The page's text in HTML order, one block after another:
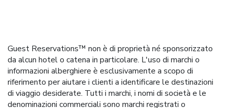
Guest Reservations™ non è di proprietà né sponsorizzato
da alcun hotel o catena in particolare. L'uso di marchi o
informazioni alberghiere è esclusivamente a scopo di
riferimento per aiutare i clienti a identificare le destinazioni
di viaggio desiderate. Tutti i marchi, i nomi di società e le
denominazioni commerciali sono marchi registrati o